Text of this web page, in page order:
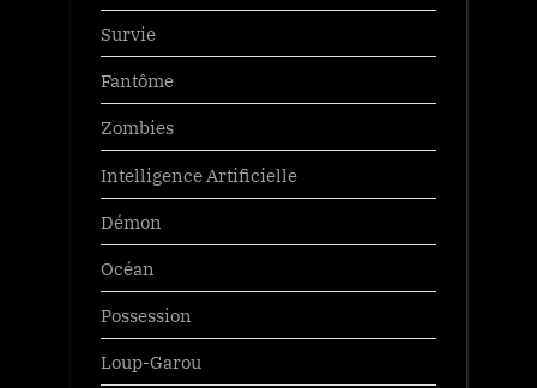
Survie
Fantôme
Zombies
Intelligence Artificielle
Démon
Océan
Possession
Loup-Garou